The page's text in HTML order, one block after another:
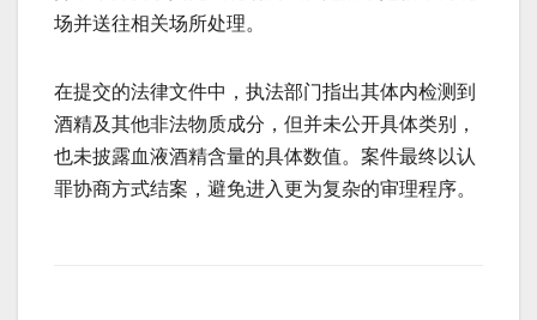
场并送往相关场所处理。
在提交的法律文件中，执法部门指出其体内检测到
酒精及其他非法物质成分，但并未公开具体类别，
也未披露血液酒精含量的具体数值。案件最终以认
罪协商方式结案，避免进入更为复杂的审理程序。